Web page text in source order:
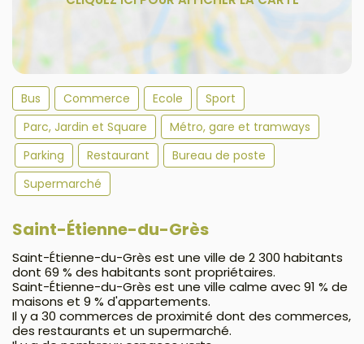
Bus Commerce Ecole
Sport
Parc, Jardin et Square
Métro, gare et tramways
Parking
Restaurant
Bureau de poste
Supermarché
Saint-Étienne-du-Grès
Saint-Étienne-du-Grès est une ville de 2 300 habitants
dont 69 % des habitants sont propriétaires.
Saint-Étienne-du-Grès est une ville calme avec 91 % de
maisons et 9 % d'appartements.
Il y a 30 commerces de proximité dont des commerces,
des restaurants et un supermarché.